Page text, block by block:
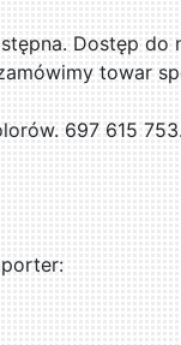
Dostęp do
towar
697 615